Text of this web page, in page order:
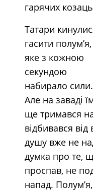
гарячих
Татари
гасити полум’я,
яке з кожною
секундою
набирало сили.
Але на заваді
ще тримався
відбивався
душу вже не
думка про те,
проспав, не
напад.